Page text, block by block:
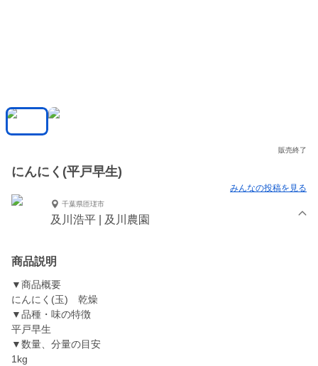
販売終了
にんにく(平戸早生)
みんなの投稿を見る
千葉県匝瑳市
及川浩平 | 及川農園
商品説明
▼商品概要
にんにく(玉) 乾燥
▼品種・味の特徴
平戸早生
▼数量、分量の目安
1kg